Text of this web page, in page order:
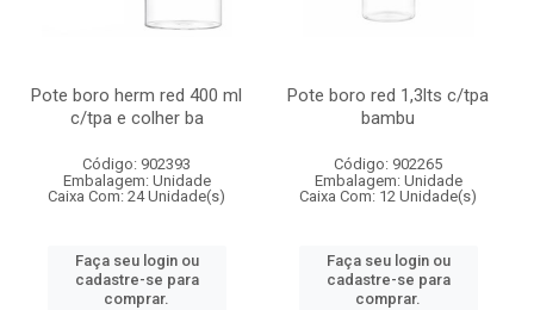
Pote boro herm red 400 ml
c/tpa e colher ba
Código: 902393
Embalagem: Unidade
Caixa Com: 24 Unidade(s)
Faça seu login ou
cadastre-se para
comprar.
Pote boro red 1,3lts c/tpa
bambu
Código: 902265
Embalagem: Unidade
Caixa Com: 12 Unidade(s)
Faça seu login ou
cadastre-se para
comprar.